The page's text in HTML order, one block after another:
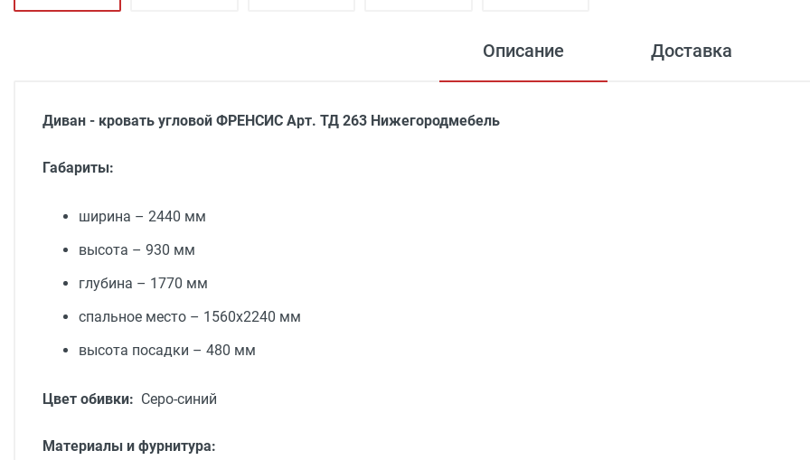
Описание Доставка
Диван - кровать угловой ФРЕНСИС Арт. ТД 263 Нижегородмебель
Габариты:
ширина – 2440 мм
высота – 930 мм
глубина – 1770 мм
спальное место – 1560х2240 мм
высота посадки – 480 мм
Цвет обивки: Серо-синий
Материалы и фурнитура: